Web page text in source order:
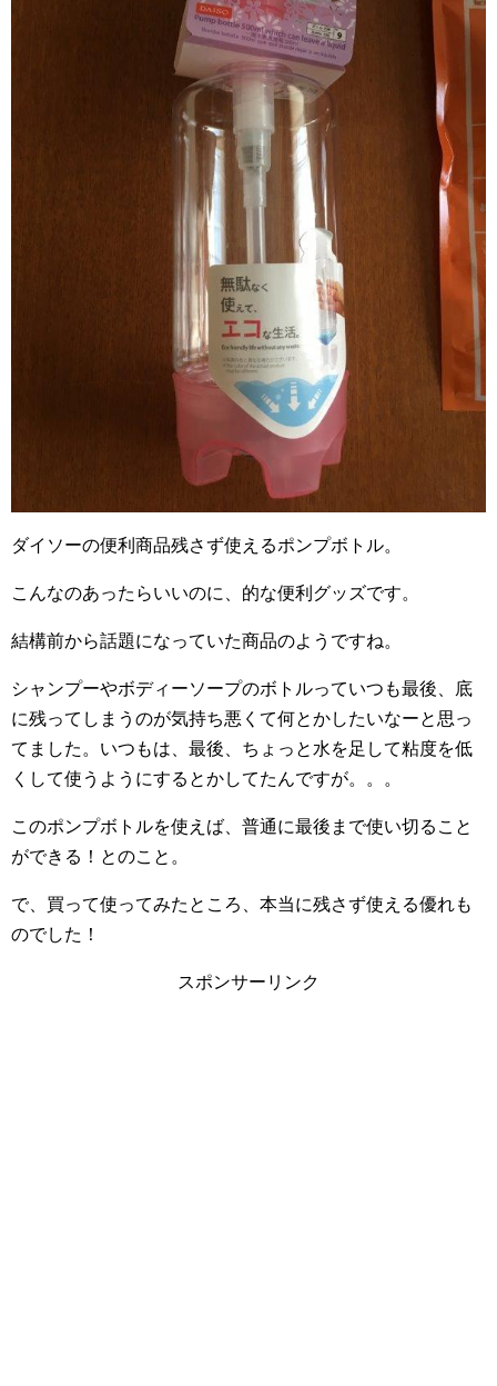
ダイソーの便利商品残さず使えるポンプボトル。
こんなのあったらいいのに、的な便利グッズです。
結構前から話題になっていた商品のようですね。
シャンプーやボディーソープのボトルっていつも最後、底
に残ってしまうのが気持ち悪くて何とかしたいなーと思っ
てました。いつもは、最後、ちょっと水を足して粘度を低
くして使うようにするとかしてたんですが。。。
このポンプボトルを使えば、普通に最後まで使い切ること
ができる！とのこと。
で、買って使ってみたところ、本当に残さず使える優れも
のでした！
スポンサーリンク